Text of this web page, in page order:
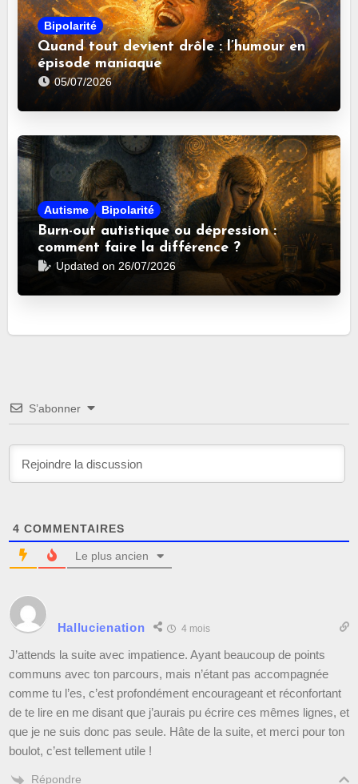
Bipolarité
Quand tout devient drôle : l’humour en
épisode maniaque
05/07/2026
Autisme Bipolarité
Burn-out autistique ou dépression :
comment faire la différence ?
Updated on 26/07/2026
S’abonner
4 COMMENTAIRES
Le plus ancien
Hallucienation 4 mois
J’attends la suite avec impatience. Ayant beaucoup de points
communs avec ton parcours, mais n’étant pas accompagnée
comme tu l’es, c’est profondément encourageant et réconfortant
de te lire en me disant que j’aurais pu écrire ces mêmes lignes, et
que je ne suis donc pas seule. Hâte de la suite, et merci pour ton
boulot, c’est tellement utile !
Répondre